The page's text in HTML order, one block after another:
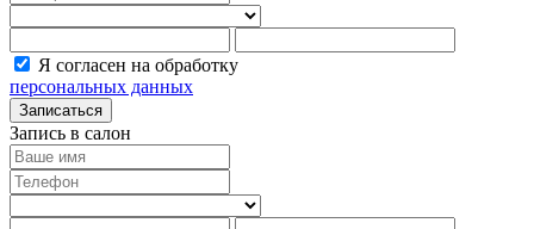
Я согласен на обработку
персональных данных
Записаться
Запись в салон